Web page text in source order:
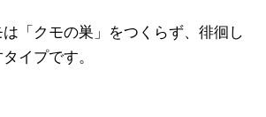
「クモの巣」をつくらず、徘徊し
イプです。